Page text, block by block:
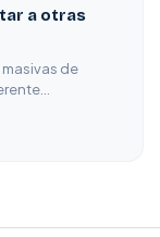
a otras
de